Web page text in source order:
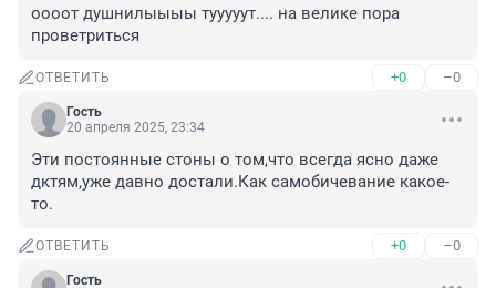
оооот душнилыыыы тууууут.... на велике пора
проветриться
ОТВЕТИТЬ +0 –0
Гость
20 апреля 2025, 23:34
Эти постоянные стоны о том,что всегда ясно даже
дктям,уже давно достали.Как самобичевание какое-
то.
ОТВЕТИТЬ +0 –0
Гость